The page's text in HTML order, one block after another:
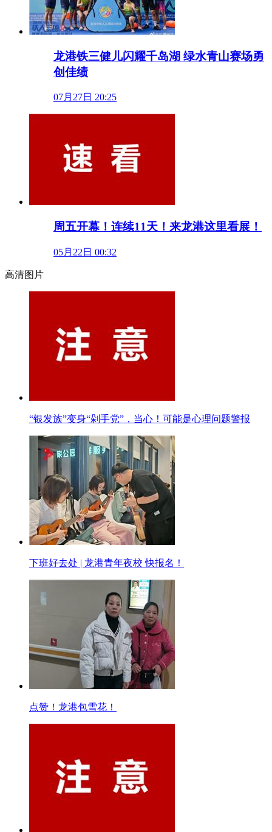
龙港铁三健儿闪耀千岛湖 绿水青山赛场勇
创佳绩
07月27日 20:25
周五开幕！连续11天！来龙港这里看展！
05月22日 00:32
高清图片
“银发族”变身“剁手党”，当心！可能是心理问题警报
下班好去处 | 龙港青年夜校 快报名！
点赞！龙港包雪花！